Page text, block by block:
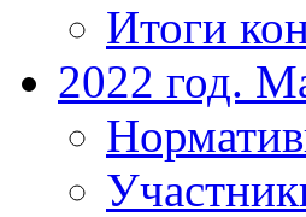
Итоги
2022 год.